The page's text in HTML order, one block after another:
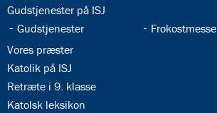
35.4:
Gudstjenester på ISJ
35.5:
Gudstjenester 35.6:
Frokostmesse
35.7:
Vores præster
35.8:
Katolik på ISJ
35.9:
Retræte i 9. klasse
35.10:
Katolsk leksikon